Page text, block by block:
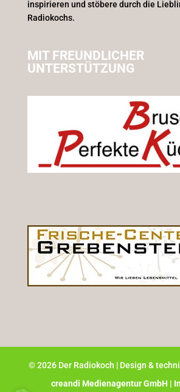
inspirieren und stöbere durch die
Radiokochs.
MIT FREUNDLICHER
UNTERSTÜTZUNG
©2026Der Radiokoch | Design &
creandi Medienagentur GmbH |